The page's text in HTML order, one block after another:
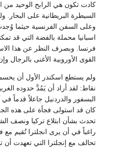
كادت تكون هي الرابح الوحيد من
السيطرة البريطانية على
فرنسا. وبصرف النظر عن هذا
القوى الأوروبية الأغنى
ولم يستطع اسكندر الأول أن
نقاط: لقد أراد أن يَمُدَّ حدوده
البسفور والدردنيل جاعلاً قدماً
كان قد استولى فجأة على هذه
تحدث بشأن ابتلاع تركيا ونصف
تحالف مع إنجلترا التي تعهدت أن تدفع لروسيا إعانةً مالية سنوية